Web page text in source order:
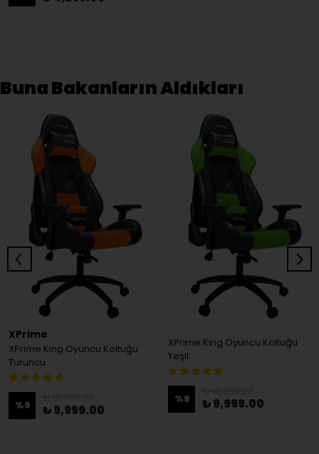
Buna Bakanların Aldıkları
XPrime
XPrime King Oyuncu Koltuğu
Turuncu
%9 ₺ 9,999.00
XPrime King Oyuncu Koltuğu
Yeşil
%9 ₺ 9,999.00